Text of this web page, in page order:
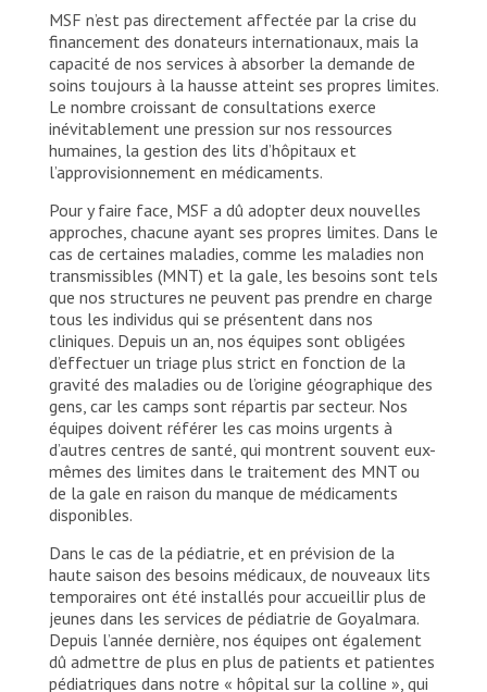
MSF n’est pas directement affectée par la crise du
financement des donateurs internationaux, mais la
capacité de nos services à absorber la demande de
soins toujours à la hausse atteint ses propres limites.
Le nombre croissant de consultations exerce
inévitablement une pression sur nos ressources
humaines, la gestion des lits d’hôpitaux et
l’approvisionnement en médicaments.
Pour y faire face, MSF a dû adopter deux nouvelles
approches, chacune ayant ses propres limites. Dans le
cas de certaines maladies, comme les maladies non
transmissibles (MNT) et la gale, les besoins sont tels
que nos structures ne peuvent pas prendre en charge
tous les individus qui se présentent dans nos
cliniques. Depuis un an, nos équipes sont obligées
d’effectuer un triage plus strict en fonction de la
gravité des maladies ou de l’origine géographique des
gens, car les camps sont répartis par secteur. Nos
équipes doivent référer les cas moins urgents à
d’autres centres de santé, qui montrent souvent eux-
mêmes des limites dans le traitement des MNT ou
de la gale en raison du manque de médicaments
disponibles.
Dans le cas de la pédiatrie, et en prévision de la
haute saison des besoins médicaux, de nouveaux lits
temporaires ont été installés pour accueillir plus de
jeunes dans les services de pédiatrie de Goyalmara.
Depuis l’année dernière, nos équipes ont également
dû admettre de plus en plus de patients et patientes
pédiatriques dans notre « hôpital sur la colline », qui